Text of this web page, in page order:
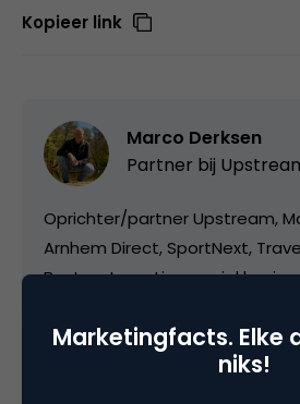
Kopieer link
Marco Derksen
Partner bij
Oprichter/partner Upstream,
Arnhem Direct, SportNext,
Bestuur Luxor Live, social
Marketingfacts. Elke
niks!